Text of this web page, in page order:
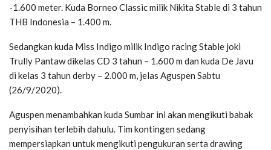
-1.600 meter. Kuda Borneo Classic milik Nikita Stable di 3 tahun
THB Indonesia – 1.400 m.
Sedangkan kuda Miss Indigo milik Indigo racing Stable joki
Trully Pantaw dikelas CD 3 tahun – 1.600 m dan kuda De Javu
di kelas 3 tahun derby – 2.000 m, jelas Aguspen Sabtu
(26/9/2020).
Aguspen menambahkan kuda Sumbar ini akan mengikuti babak
penyisihan terlebih dahulu. Tim kontingen sedang
mempersiapkan untuk mengikuti pengukuran serta drawing